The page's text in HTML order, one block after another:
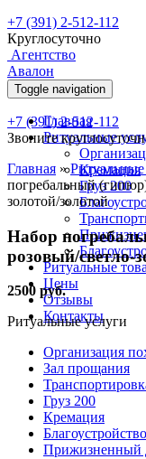
+7 (391) 2-512-112
Круглосуточно
Агентство
Авалон
Toggle navigation
Главная
Ритуальные
Кремация
Груз 200
Ритуальные
Цены
Отзывы
Контакты
+7 (391) 2-512-112
Звоните
Главная »
погребальный
золотой/золотой
Набор
розовый/светло-
2500 руб.
Ритуальные услуги
Организация
Зал прощания
Груз 200
Кремация
Прижизненный